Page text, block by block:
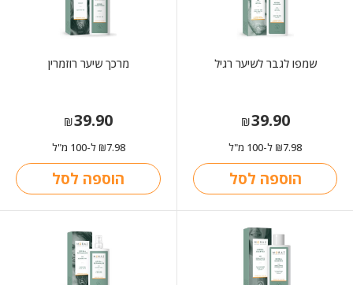
שמפו לגבר לשיער רגיל
₪39.90
₪7.98 ל-100 מ"ל
הוספה לסל
מרכך שיער רוזמרין
₪39.90
₪7.98 ל-100 מ"ל
הוספה לסל